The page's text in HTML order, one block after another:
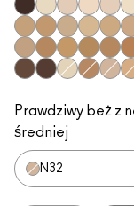
NC66NW5NW8N10NW7
NC15NC16NC17NC17.5
NC18
NC38NW35NC40NC42
Prawdziwy beż z
średniej
N32